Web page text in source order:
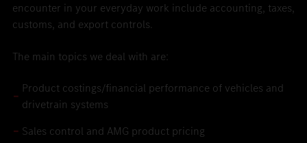
encounter in your everyday work include accounting, taxes,
customs, and export controls.
The main topics we deal with are:
Product costings/financial performance of vehicles and
drivetrain systems
Sales control and AMG product pricing